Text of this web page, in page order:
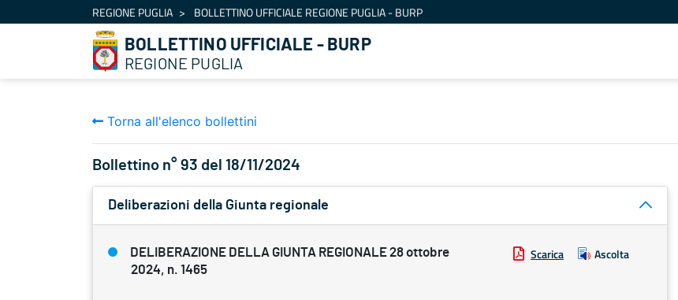
Salta al contenutoREGIONE PUGLIA BOLLETTINO UFFICIALE REGIONE PUGLIA - BURP
BOLLETTINO UFFICIALE - BURP
REGIONE PUGLIA
Torna all'elenco bollettini
Bollettino n° 93 del 18/11/2024
Deliberazioni della Giunta regionale
DELIBERAZIONE DELLA GIUNTA REGIONALE 28 ottobre
2024, n. 1465
Scarica Ascolta